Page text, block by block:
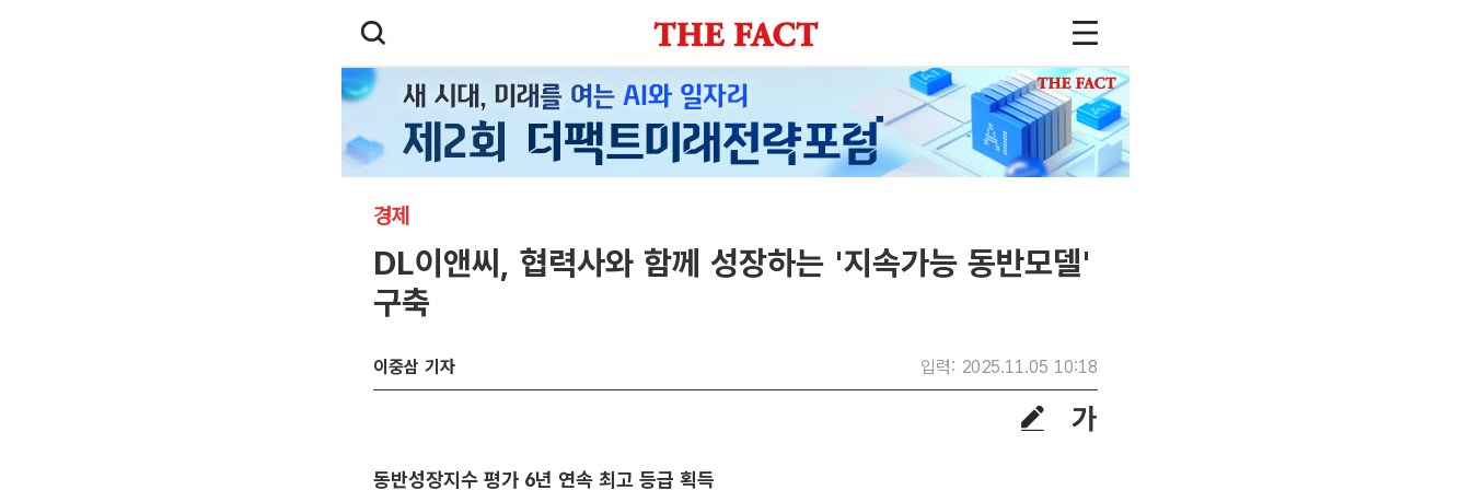
경제
DL이앤씨, 협력사와 함께 성장하는 '지속가능 동반모델'
구축
이중삼 기자 입력: 2025.11.05 10:18
동반성장지수 평가 6년 연속 최고 등급 획득